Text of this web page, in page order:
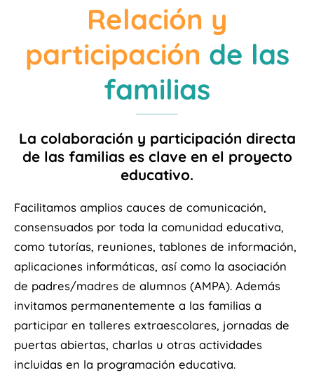
Relación y
participación de las
familias
La colaboración y participación directa
de las familias es clave en el proyecto
educativo.
Facilitamos amplios cauces de comunicación,
consensuados por toda la comunidad educativa,
como tutorías, reuniones, tablones de información,
aplicaciones informáticas, así como la asociación
de padres/madres de alumnos (AMPA). Además
invitamos permanentemente a las familias a
participar en talleres extraescolares, jornadas de
puertas abiertas, charlas u otras actividades
incluidas en la programación educativa.